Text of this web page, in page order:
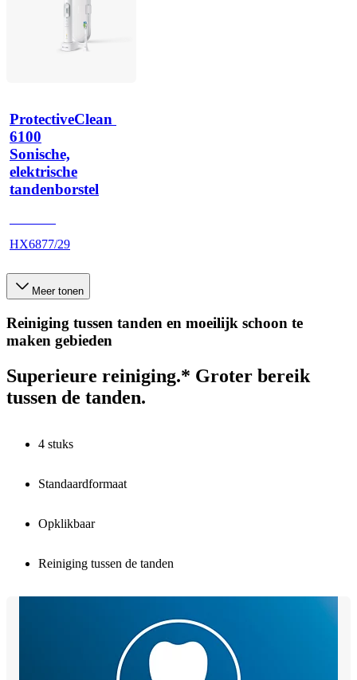
ProtectiveClean
6100
Sonische,
elektrische
tandenborstel
HX6877/29
Meer tonen
Reiniging tussen tanden en moeilijk schoon te
maken gebieden
Superieure reiniging.* Groter bereik
tussen de tanden.
4 stuks
Standaardformaat
Opklikbaar
Reiniging tussen de tanden